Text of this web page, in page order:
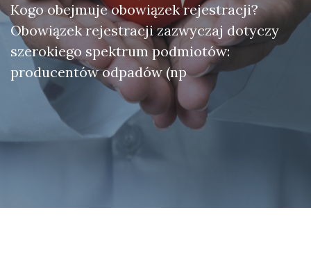
Kogo obejmuje obowiązek rejestracji?
Obowiązek rejestracji zazwyczaj dotyczy
szerokiego spektrum podmiotów:
producentów odpadów (np